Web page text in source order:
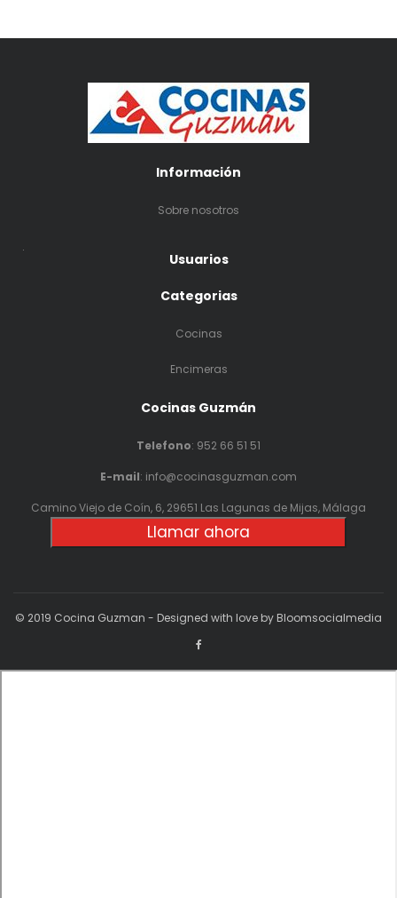
Información
Sobre nosotros
.
Usuarios
Categorias
Cocinas
Encimeras
Cocinas Guzmán
Telefono: 952 66 51 51
E-mail: info@cocinasguzman.com
Camino Viejo de Coín, 6, 29651 Las Lagunas de Mijas, Málaga
Llamar ahora
© 2019 Cocina Guzman - Designed with love by Bloomsocialmedia